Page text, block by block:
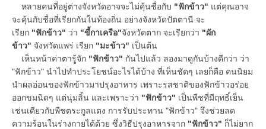
หลายคนที่อยู่ต่างจังหวัดอาจจะไม่คุ้นชื่อกับ "ฟักข้าว" แต่คุณอาจ
จะคุ้นกับชื่อที่เรียกกันในท้องถิ่น อย่างจังหวัดปัตตานี จะ
เรียก "ฟักข้าว" ว่า "ขี้กาเครือ"จังหวัดตาก จะเรียกว่า "ผัก
ข้าว" จังหวัดแพร่ เรียก "มะข้าว" เป็นต้น
เห็นหน้าค่าตารู้จัก "ฟักข้าว" กันไปแล้ว ลองมาดูกันบ้างดีกว่า ว่า
"ฟักข้าว" นำไปทำประโยชน์อะไรได้บ้าง ที่เห็นชัดๆ เลยก็คือ คนนิยม
นำผลอ่อนของฟักข้าวมาปรุงอาหาร เพราะรสชาติของฟักข้าวอร่อย
ออกขมนิดๆ แต่นุ่มลิ้น และเพราะว่า "ฟักข้าว" เป็นพืชที่มีฤทธิ์เย็น
เช่นเดียวกับพืชตระกูลแตง การรับประทาน "ฟักข้าว" จึงช่วยลด
ความร้อนในร่างกายได้ด้วย ซึ่งวิธีปรุงอาหารจาก "ฟักข้าว" ก็ไม่ยาก